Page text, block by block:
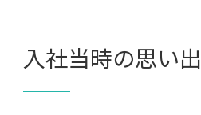
入社当時の思い出